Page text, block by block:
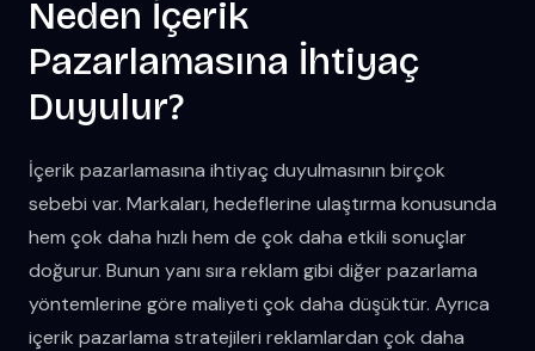
Neden İçerik
Pazarlamasına İhtiyaç
Duyulur?
İçerik pazarlamasına ihtiyaç duyulmasının birçok
sebebi var. Markaları, hedeflerine ulaştırma konusunda
hem çok daha hızlı hem de çok daha etkili sonuçlar
doğurur. Bunun yanı sıra reklam gibi diğer pazarlama
yöntemlerine göre maliyeti çok daha düşüktür. Ayrıca
içerik pazarlama stratejileri reklamlardan çok daha